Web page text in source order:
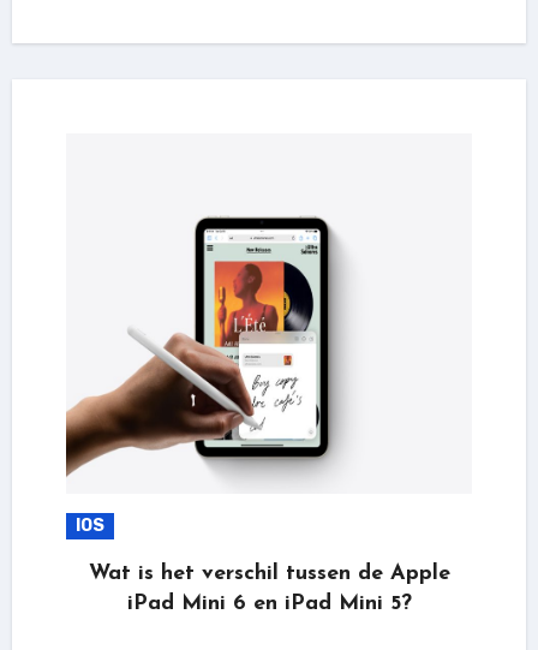
IOS
Wat is het verschil tussen de Apple
iPad Mini 6 en iPad Mini 5?